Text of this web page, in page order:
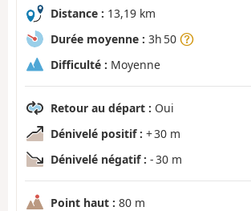
Distance : 13,19 km
Durée moyenne : 3h 50
Difficulté : Moyenne
Retour au départ : Oui
Dénivelé positif : + 30 m
Dénivelé négatif : - 30 m
Point haut : 80 m